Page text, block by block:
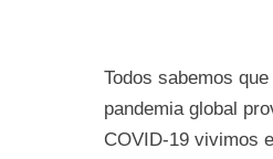
Todos sabemos
pandemia global
COVID-19 vivimos